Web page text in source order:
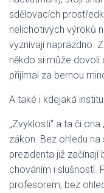
sdělovacích
nelichotivých výroků
vyznívají naprázdno.
někdo si může dovoli
přijímal za bernou
A také i kdejaká
„Zvyklosti“ a ta či
zákon. Bez ohledu
prezidenta již začínají
chováním i slušností.
profesorem, bez